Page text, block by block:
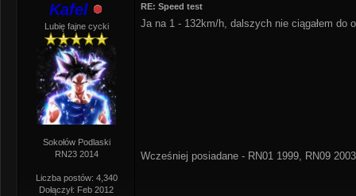
Kafel
Lubię fajne cycki
Sokołów Podlaski
RN23 2014
Liczba postów: 4,340
Dołączył: Feb 2012
RE: Speed test
Ja na 1 - 132km/h, dalszych nie ciągałem do
Wcześniej posiadane - RN01 1999, RN09